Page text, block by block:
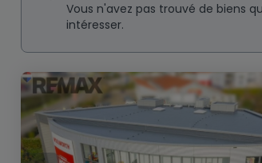
Vous n'avez pas trouvé de biens
intéresser.